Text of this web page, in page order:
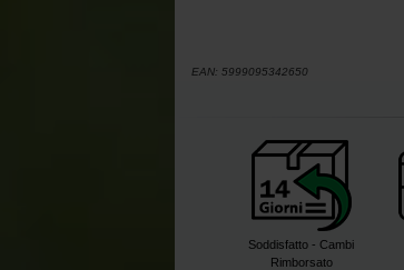
EAN: 5999095342650
Soddisfatto - Cambi
Rimborsato